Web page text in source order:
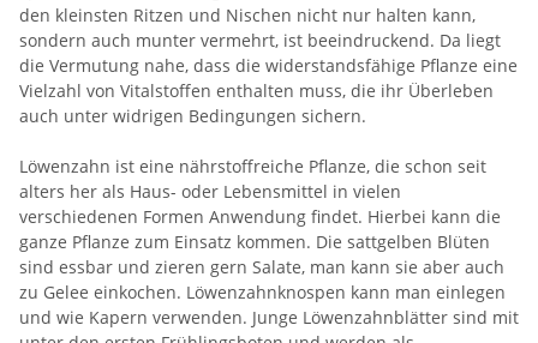
den kleinsten Ritzen und Nischen nicht nur halten kann,
sondern auch munter vermehrt, ist beeindruckend. Da liegt
die Vermutung nahe, dass die widerstandsfähige Pflanze eine
Vielzahl von Vitalstoffen enthalten muss, die ihr Überleben
auch unter widrigen Bedingungen sichern.
Löwenzahn ist eine nährstoffreiche Pflanze, die schon seit
alters her als Haus- oder Lebensmittel in vielen
verschiedenen Formen Anwendung findet. Hierbei kann die
ganze Pflanze zum Einsatz kommen. Die sattgelben Blüten
sind essbar und zieren gern Salate, man kann sie aber auch
zu Gelee einkochen. Löwenzahnknospen kann man einlegen
und wie Kapern verwenden. Junge Löwenzahnblätter sind mit